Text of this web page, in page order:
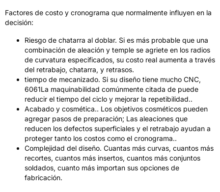
Factores de costo y cronograma que normalmente influyen en la
decisión:
Riesgo de chatarra al doblar. Si es más probable que una
combinación de aleación y temple se agriete en los radios
de curvatura especificados, su costo real aumenta a través
del retrabajo, chatarra, y retrasos.
tiempo de mecanizado. Si su diseño tiene mucho CNC,
6061La maquinabilidad comúnmente citada de puede
reducir el tiempo del ciclo y mejorar la repetibilidad..
Acabado y cosmética.. Los objetivos cosméticos pueden
agregar pasos de preparación; Las aleaciones que
reducen los defectos superficiales y el retrabajo ayudan a
proteger tanto los costos como el cronograma..
Complejidad del diseño. Cuantas más curvas, cuantos más
recortes, cuantos más insertos, cuantos más conjuntos
soldados, cuanto más importan sus opciones de
fabricación.